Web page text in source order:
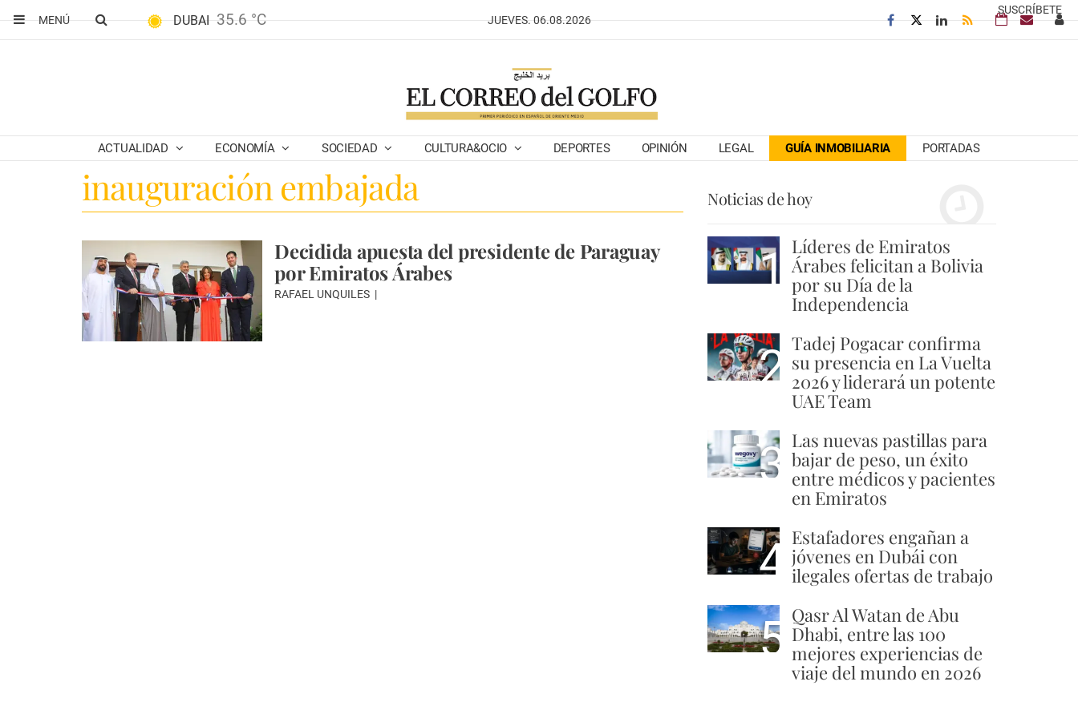
SUSCRÍBETE
MENÚ
DUBAI 35.6 °C JUEVES. 06.08.2026
ACTUALIDAD ECONOMÍA SOCIEDAD CULTURA&OCIO DEPORTES OPINIÓN LEGAL GUÍA INMOBILIARIA PORTADAS
inauguración embajada
Decidida apuesta del presidente de Paraguay
por Emiratos Árabes
RAFAEL UNQUILES
Noticias de hoy
1 Líderes de Emiratos
Árabes felicitan a Bolivia
por su Día de la
Independencia
2 Tadej Pogacar confirma
su presencia en La Vuelta
2026 y liderará un potente
UAE Team
3 Las nuevas pastillas para
bajar de peso, un éxito
entre médicos y pacientes
en Emiratos
4 Estafadores engañan a
jóvenes en Dubái con
ilegales ofertas de trabajo
5 Qasr Al Watan de Abu
Dhabi, entre las 100
mejores experiencias de
viaje del mundo en 2026